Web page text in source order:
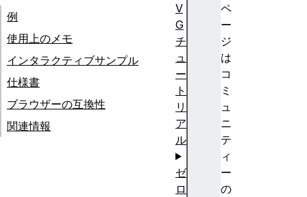
ペ
ー
ジ
は
コ
ミ
ュ
ニ
テ
ィ
ー
の
例
使用上のメモ
インタラクティブサンプル
仕様書
ブラウザーの互換性
関連情報
V
G
チ
ュ
ー
ト
リ
ア
ル
ゼ
ロ